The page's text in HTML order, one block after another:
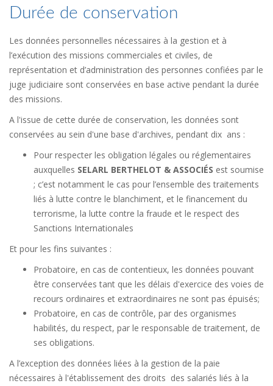
Durée de conservation
Les données personnelles nécessaires à la gestion et à
l’exécution des missions commerciales et civiles, de
représentation et d’administration des personnes confiées par le
juge judiciaire sont conservées en base active pendant la durée
des missions.
A l'issue de cette durée de conservation, les données sont
conservées au sein d'une base d'archives, pendant dix ans :
Pour respecter les obligation légales ou réglementaires
auxquelles SELARL BERTHELOT & ASSOCIÉS est soumise
; c’est notamment le cas pour l’ensemble des traitements
liés à lutte contre le blanchiment, et le financement du
terrorisme, la lutte contre la fraude et le respect des
Sanctions Internationales
Et pour les fins suivantes :
Probatoire, en cas de contentieux, les données pouvant
être conservées tant que les délais d'exercice des voies de
recours ordinaires et extraordinaires ne sont pas épuisés;
Probatoire, en cas de contrôle, par des organismes
habilités, du respect, par le responsable de traitement, de
ses obligations.
A l’exception des données liées à la gestion de la paie
nécessaires à l'établissement des droits des salariés liés à la